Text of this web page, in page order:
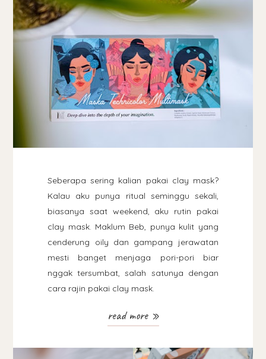
Seberapa sering kalian pakai clay mask?
Kalau aku punya ritual seminggu sekali,
biasanya saat weekend, aku rutin pakai
clay mask. Maklum Beb, punya kulit yang
cenderung oily dan gampang jerawatan
mesti banget menjaga pori-pori biar
nggak tersumbat, salah satunya dengan
cara rajin pakai clay mask.
read more »